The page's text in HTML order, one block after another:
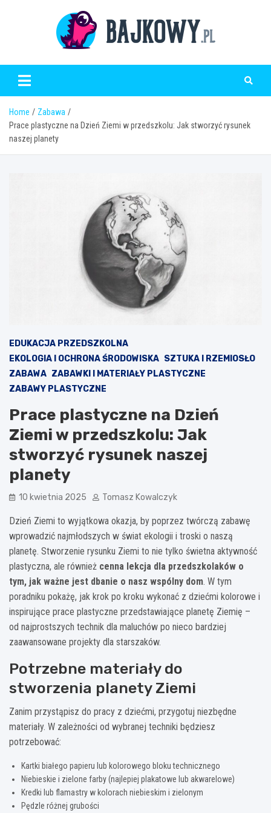
Bajkowy.pl
Home
Zabawa
Prace plastyczne na Dzień Ziemi w przedszkolu: Jak stworzyć rysunek
naszej planety
EDUKACJA PRZEDSZKOLNA
EKOLOGIA I OCHRONA ŚRODOWISKA SZTUKA I RZEMIOSŁO
ZABAWA ZABAWKI I MATERIAŁY PLASTYCZNE
ZABAWY PLASTYCZNE
Prace plastyczne na Dzień
Ziemi w przedszkolu: Jak
stworzyć rysunek naszej
planety
10 kwietnia 2025 Tomasz Kowalczyk
Dzień Ziemi to wyjątkowa okazja, by poprzez twórczą zabawę
wprowadzić najmłodszych w świat ekologii i troski o naszą
planetę. Stworzenie rysunku Ziemi to nie tylko świetna aktywność
plastyczna, ale również cenna lekcja dla przedszkolaków o
tym, jak ważne jest dbanie o nasz wspólny dom. W tym
poradniku pokażę, jak krok po kroku wykonać z dziećmi kolorowe i
inspirujące prace plastyczne przedstawiające planetę Ziemię –
od najprostszych technik dla maluchów po nieco bardziej
zaawansowane projekty dla starszaków.
Potrzebne materiały do
stworzenia planety Ziemi
Zanim przystąpisz do pracy z dziećmi, przygotuj niezbędne
materiały. W zależności od wybranej techniki będziesz
potrzebować:
Kartki białego papieru lub kolorowego bloku technicznego
Niebieskie i zielone farby (najlepiej plakatowe lub akwarelowe)
Kredki lub flamastry w kolorach niebieskim i zielonym
Pędzle różnej grubości